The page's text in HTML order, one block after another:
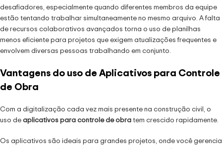
desafiadores, especialmente quando diferentes membros da equipe
estão tentando trabalhar simultaneamente no mesmo arquivo. A falta
de recursos colaborativos avançados torna o uso de planilhas
menos eficiente para projetos que exigem atualizações frequentes e
envolvem diversas pessoas trabalhando em conjunto.
Vantagens do uso de Aplicativos para Controle
de Obra
Com a digitalização cada vez mais presente na construção civil, o
uso deaplicativos para controle de obratem crescido rapidamente.
Os aplicativos são ideais para grandes projetos, onde você gerencia